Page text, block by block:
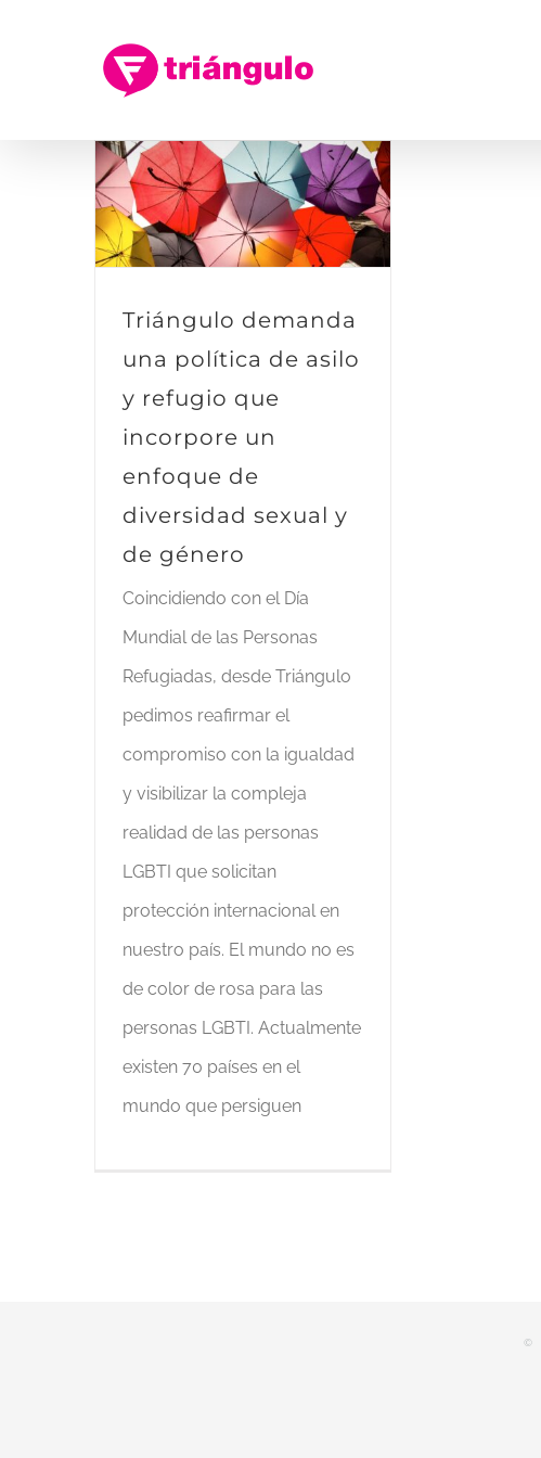
una política de asilo
y refugio que
enfoque de
diversidad sexual y
Triángulo demanda
una política de asilo
y refugio que
incorpore un
enfoque de
diversidad sexual y
de género
Coincidiendo con el Día
Mundial de las Personas
Refugiadas, desde Triángulo
pedimos reafirmar el
compromiso con la igualdad
y visibilizar la compleja
realidad de las personas
LGBTI que solicitan
protección internacional en
nuestro país. El mundo no es
de color de rosa para las
personas LGBTI. Actualmente
existen 70 países en el
mundo que persiguen
©